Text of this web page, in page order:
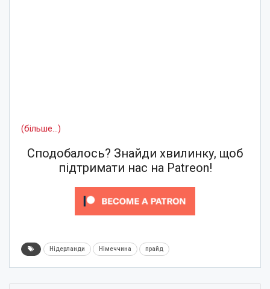
(більше…)
Сподобалось? Знайди хвилинку, щоб
підтримати нас на Patreon!
Нідерланди Німеччина прайд